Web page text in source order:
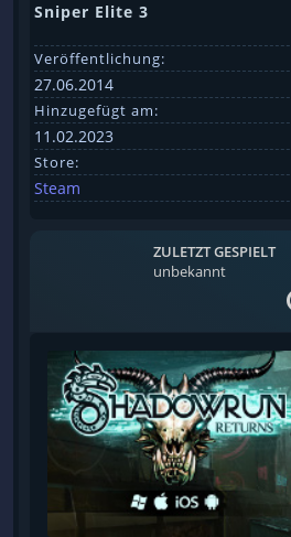
Sniper Elite 3
Veröffentlichung:
27.06.2014
Hinzugefügt am:
11.02.2023
Store:
Steam
ZULETZT GESPIELT
unbekannt